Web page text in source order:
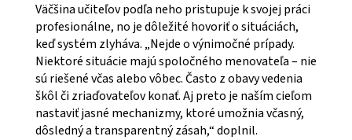
Väčšina učiteľov podľa neho pristupuje k svojej práci
profesionálne, no je dôležité hovoriť o situáciách,
keď systém zlyháva. „Nejde o výnimočné prípady.
Niektoré situácie majú spoločného menovateľa – nie
sú riešené včas alebo vôbec. Často z obavy vedenia
škôl či zriaďovateľov konať. Aj preto je naším cieľom
nastaviť jasné mechanizmy, ktoré umožnia včasný,
dôsledný a transparentný zásah,“ doplnil.